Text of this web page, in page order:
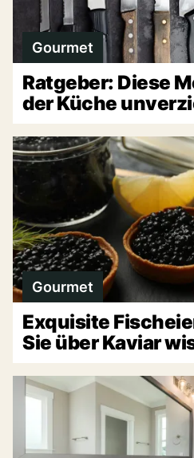
Gourmet
Ratgeber: Diese
der Küche
Gourmet
Exquisite
Sie über Kaviar